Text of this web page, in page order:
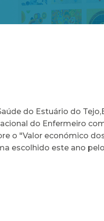
do Estuário do
do Enfermeiro
o "Valor económico
escolhido este ano